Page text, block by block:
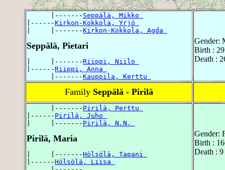
      |-------
Seppälä, Mikko
|------Kirkon-Kokkola, Yrjö
|     |-------Kirkon-Kokkola, Agda
Seppälä, Pietari
|     |-------Riippi, Niilo
|------Riippi, Anna
      |-------
Kauppila, Kerttu
Gender:
Birth :
Death :
Family Seppälä - Pirilä
      |-------
Pirilä, Perttu
|------ Pirilä, Juho
|     |------- Pirilä, N.N.
Pirilä, Maria
|     |-------Hölsölä, Tapani
|------Hölsölä, Liisa
Gender:
Birth :
Death :